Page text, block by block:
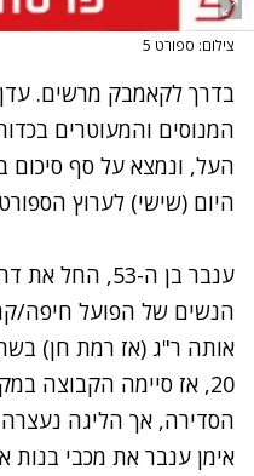
צילום: ספורט 5
בדרך לקאמבק מרשים.
המנוסים והמעוטרים
העל, ונמצא על סף סיכום
היום (שישי) לערוץ
ענבר בן ה-53,
הנשים של הפועל חיפה/
20, אז סיימה הקבוצה
הסדירה, אך הליגה
אימן ענבר את מכבי בנות